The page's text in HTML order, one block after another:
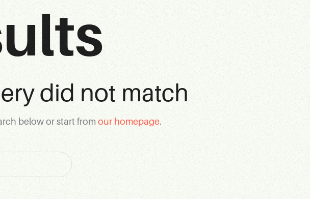
did not match
below or start from our homepage.